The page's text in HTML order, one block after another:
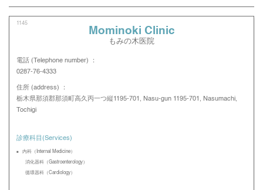
1145
Mominoki Clinic
もみの木医院
電話 (Telephone number) ：
0287-76-4333
住所 (address) ：
栃木県那須郡那須町高久丙一つ縦1195-701, Nasu-gun 1195-701, Nasumachi,
Tochigi
診療科目(Services)
内科（Internal Medicine）
消化器科（Gastroenterology）
循環器科（Cardiology）